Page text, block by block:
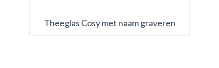
Theeglas Cosy met naam graveren